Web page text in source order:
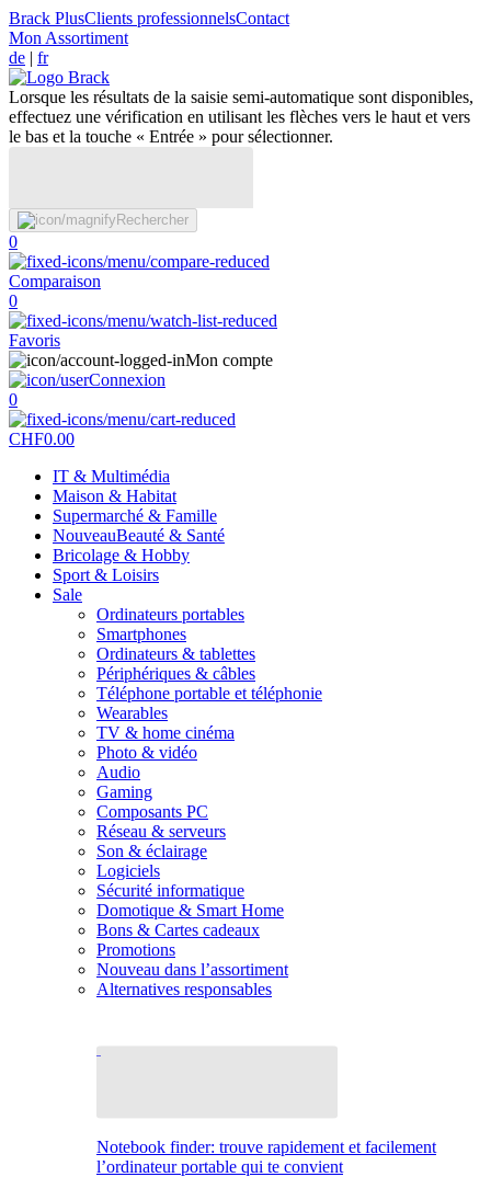
Brack PlusClients professionnelsContact
Mon Assortiment
de | fr
Lorsque les résultats de la saisie semi-automatique sont disponibles,
effectuez une vérification en utilisant les flèches vers le haut et vers
le bas et la touche « Entrée » pour sélectionner.
Rechercher
0
Comparaison
0
Favoris
Mon compte
Connexion
0
CHF0.00
IT & Multimédia
Maison & Habitat
Supermarché & Famille
NouveauBeauté & Santé
Bricolage & Hobby
Sport & Loisirs
Sale
Ordinateurs portables
Smartphones
Ordinateurs & tablettes
Périphériques & câbles
Téléphone portable et téléphonie
Wearables
TV & home cinéma
Photo & vidéo
Audio
Gaming
Composants PC
Réseau & serveurs
Son & éclairage
Logiciels
Sécurité informatique
Domotique & Smart Home
Bons & Cartes cadeaux
Promotions
Nouveau dans l’assortiment
Alternatives responsables
Notebook finder: trouve rapidement et facilement
l’ordinateur portable qui te convient